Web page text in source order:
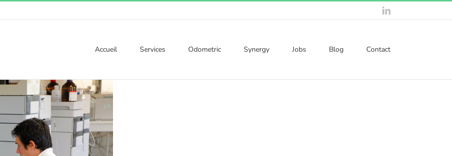
LinkedIn
Accueil Services Odometric Synergy Jobs Blog Contact